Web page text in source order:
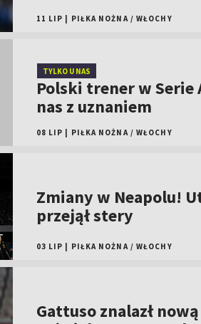
11 LIP PIŁKA NOŻNA / WŁOCHY
TYLKO U NAS
Polski trener w Serie
nas z uznaniem
08 LIP PIŁKA NOŻNA / WŁOCHY
Zmiany w Neapolu!
przejął stery
03 LIP PIŁKA NOŻNA / WŁOCHY
Gattuso znalazł